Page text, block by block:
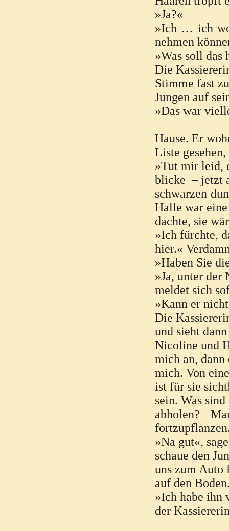
»Ja?«
»Ich … ich
nehmen
»Was soll das
Die
Stimme fast
Jungen auf
»Das war
Hause. Er
Liste
»Tut mir leid,
blicke – jetzt
schwarzen
Halle war
dachte, sie
»Ich fürchte,
hier.«
»Haben Sie
»Ja, unter der
meldet sich
»Kann er
Die
und sieht
Nicoline und
mich an, dann
mich. Von
ist für sie
sein. Was
abholen?
»Na gut«,
schaue den
uns zum Auto
auf den
»Ich habe ihn
der